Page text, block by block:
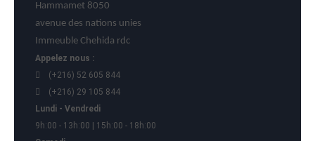
Hammamet 8050
avenue des nations unies
Immeuble Chehida rdc
Appelez nous :
(+216) 52 605 844
(+216) 29 105 844
Lundi - Vendredi
9h:00 - 13h:00 | 15h:00 - 18h:00